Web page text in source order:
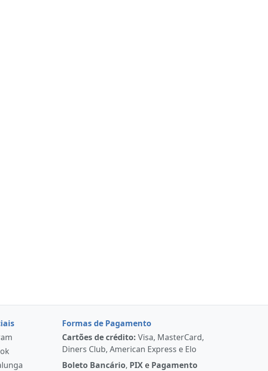
Formas de Pagamento
Cartões de crédito: Visa, MasterCard,
Diners Club, American Express e Elo
Boleto Bancário, PIX e Pagamento